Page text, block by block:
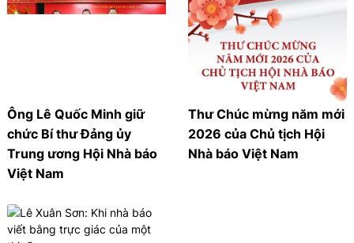
Ông Lê Quốc Minh giữ
chức Bí thư Đảng ủy
Trung ương Hội Nhà báo
Việt Nam
Thư Chúc mừng năm mới
2026 của Chủ tịch Hội
Nhà báo Việt Nam